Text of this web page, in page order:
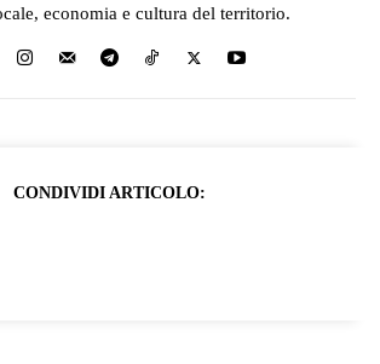
economia e cultura del territorio.
CONDIVIDI ARTICOLO: